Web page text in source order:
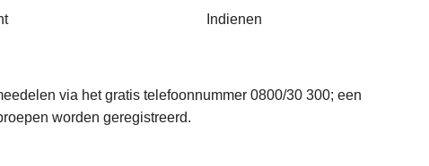
Indienen
via het gratis telefoonnummer 0800/30 300; een
worden geregistreerd.